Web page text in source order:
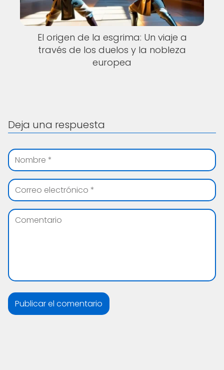
El origen de la esgrima: Un viaje a
través de los duelos y la nobleza
europea
Deja una respuesta